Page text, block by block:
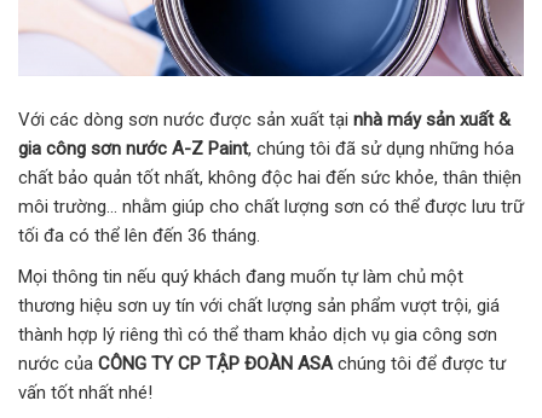
Với các dòng sơn nước được sản xuất tại nhà máy sản xuất &
gia công sơn nước A-Z Paint, chúng tôi đã sử dụng những hóa
chất bảo quản tốt nhất, không độc hai đến sức khỏe, thân thiện
môi trường… nhằm giúp cho chất lượng sơn có thể được lưu trữ
tối đa có thể lên đến 36 tháng.
Mọi thông tin nếu quý khách đang muốn tự làm chủ một
thương hiệu sơn uy tín với chất lượng sản phẩm vượt trội, giá
thành hợp lý riêng thì có thể tham khảo dịch vụ gia công sơn
nước của CÔNG TY CP TẬP ĐOÀN ASAchúng tôi để được tư
vấn tốt nhất nhé!